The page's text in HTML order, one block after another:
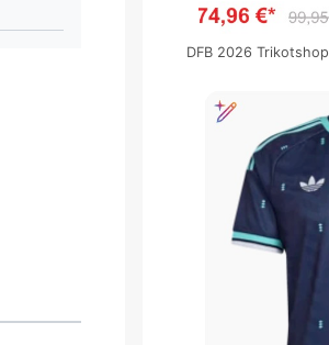
DFB 2026 Trikotshop